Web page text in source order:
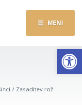
MENI
Zasaditev rož